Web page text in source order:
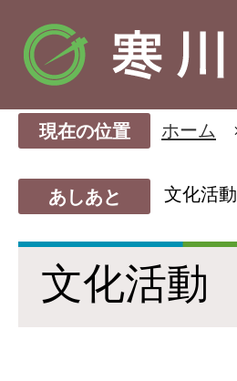
現在の位置 ホーム
あしあと 文化活動
文化活動